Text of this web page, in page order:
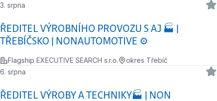
ŘEDITEL VÝROBNÍHO PROVOZU S AJ 🏭 |
TŘEBÍČSKO | NONAUTOMOTIVE ⚙️
3. srpna
Flagship EXECUTIVE SEARCH s.r.o. okres Třebíč
ŘEDITEL VÝROBY A TECHNIKY🏭 | NON
6. srpna